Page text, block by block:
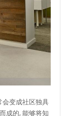
会变成社区独具
成的, 能够将知